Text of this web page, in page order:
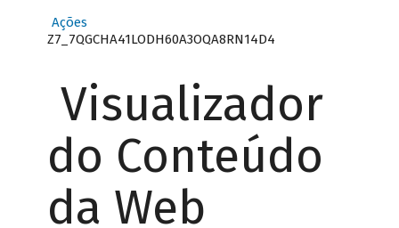
Ações
Z7_7QGCHA41LODH60A3OQA8RN14D4
Visualizador
do Conteúdo
da Web